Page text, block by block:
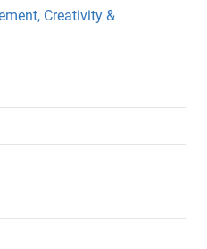
Creativity &